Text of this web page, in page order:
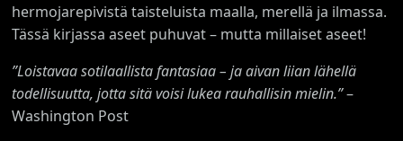
hermojarepivistä taisteluista maalla, merellä ja ilmassa.
Tässä kirjassa aseet puhuvat – mutta millaiset aseet!
”Loistavaa sotilaallista fantasiaa – ja aivan liian lähellä
todellisuutta, jotta sitä voisi lukea rauhallisin mielin.”–
Washington Post